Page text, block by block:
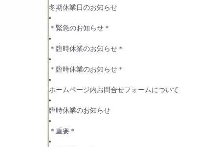
冬期休業日のお知らせ
＊緊急のお知らせ＊
＊臨時休業のお知らせ＊
＊臨時休業のお知らせ＊
ホームページ内お問合せフォームについて
臨時休業のお知らせ
＊重要＊